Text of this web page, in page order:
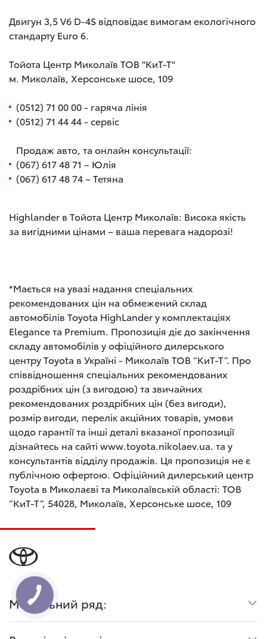
Двигун 3,5 V6 D-4S відповідає вимогам екологічного
стандарту Euro 6.
Тойота Центр Миколаїв ТОВ "КиТ-Т"
м. Миколаїв, Херсонське шосе, 109
(0512) 71 00 00 - гаряча лінія
(0512) 71 44 44 - сервіс
Продаж авто, та онлайн консультації:
(067) 617 48 71 – Юлія
(067) 617 48 74 – Тетяна
Highlander в Тойота Центр Миколаїв: Висока якість
за вигідними цінами – ваша перевага надорозі!
*Мається на увазі надання спеціальних
рекомендованих цін на обмежений склад
автомобілів Toyota HighLander у комплектаціях
Elegance та Premium. Пропозиція діє до закінчення
складу автомобілів у офіційного дилерського
центру Toyota в Україні - Миколаїв ТОВ “КиТ-Т”. Про
співвідношення спеціальних рекомендованих
роздрібних цін (з вигодою) та звичайних
рекомендованих роздрібних цін (без вигоди),
розмір вигоди, перелік акційних товарів, умови
щодо гарантії та інші деталі вказаної пропозиції
дізнайтесь на сайті www.toyota.nikolaev.ua. та у
консультантів відділу продажів. Ця пропозиція не є
публічною офертою. Офіційний дилерський центр
Toyota в Миколаєві та Миколаївській області: ТОВ
“КиТ-Т”, 54028, Миколаїв, Херсонське шосе, 109
Модельний ряд: